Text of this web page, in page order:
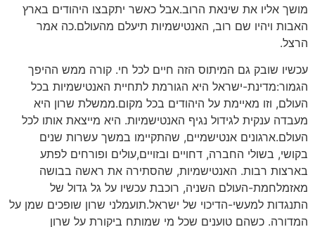
מושך אליו את שינאת הרוב.אבל כאשר יתקבצו היהודים בארץ
האבות ויהיו שם רוב, האנטישמיות תיעלם מהעולם.כה אמר
הרצל.
עכשיו שובק גם המיתוס הזה חיים לכל חי. קורה ממש ההיפך
הגמור:מדינת-ישראל היא הגורמת לתחיית האנטישמיות בכל
העולם, וזו מאיימת על היהודים בכל מקום.ממשלת שרון היא
מעבדה ענקית לגידול נגיף האנטישמיות. היא מייצאת אותו לכל
העולם.ארגונים אנטישמיים, שהתקיימו במשך עשרות שנים
בקושי, בשולי החברה, דחויים ובזויים,עולים ופורחים לפתע
בארצות רבות. האנטישמיות, שהסתירה את ראשה בבושה
מאזמלחמת-העולם השניה, רוכבת עכשיו על גל גדול של
התנגדות למעשי-הדיכוי של ישראל.תועמלני שרון שופכים שמן על
המדורה. כשהם טוענים שכל מי שמותח ביקורת על שרון